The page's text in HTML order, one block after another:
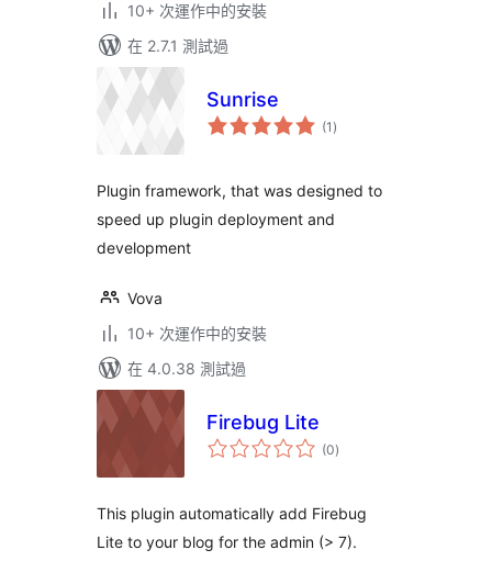
10+ 次運作中的安裝
在 2.7.1 測試過
Sunrise
(1 總
評)
Plugin framework, that was designed to
speed up plugin deployment and
development
Vova
10+ 次運作中的安裝
在 4.0.38 測試過
Firebug Lite
(0總
評)
This plugin automatically add Firebug
Lite to your blog for the admin (> 7).